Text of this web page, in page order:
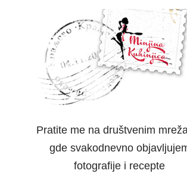
Pratite me na društvenim
gde svakodnevno
fotografije i recepte